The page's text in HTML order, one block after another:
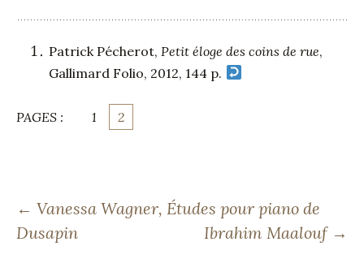
Patrick Pécherot, Petit éloge des coins de rue,
Gallimard Folio, 2012, 144 p.
PAGES : 1 2
Navigation
← Vanessa Wagner, Études pour piano de
Dusapin
Ibrahim Maalouf →